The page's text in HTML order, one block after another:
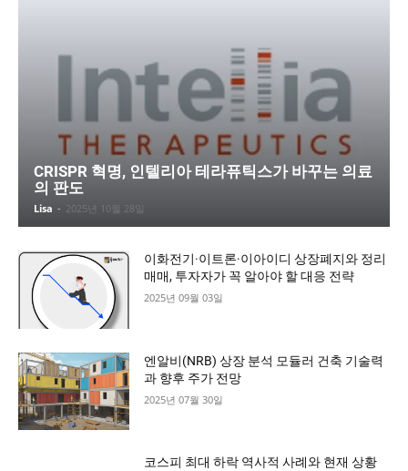
CRISPR 혁명, 인텔리아 테라퓨틱스가 바꾸는 의료
의 판도
Lisa - 2025년 10월 28일
이화전기·이트론·이아이디 상장폐지와 정리
매매, 투자자가 꼭 알아야 할 대응 전략
2025년 09월 03일
엔알비(NRB) 상장 분석 모듈러 건축 기술력
과 향후 주가 전망
2025년 07월 30일
코스피 최대 하락 역사적 사례와 현재 상황